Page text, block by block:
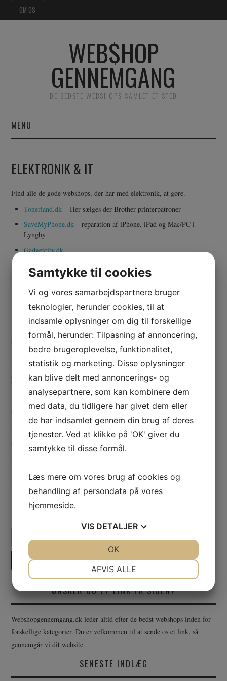
OM OS
WEB$HOP
GENNEMGANG
DE BEDSTE WEBSHOPS SAMLET ÉT STED
MENU
TØJ
ELEKTRONIK & IT
INTERIØR & BOLIG
ANDRE NYTTIGE LINKS
ELEKTRONIK & IT
Find alle de gode webshops, der har med elektronik, at gøre.
Tonerland.dk – Her sælges der Brother printerpatroner
SaveMyPhone.dk – reparation af iPhone, iPad og Mac/PC i
Lyngby
Gadgetcity.dk
Elshoppen.nu
iRepair.dk
Batterystore.dk– aa batterier til dig
Lej-en-dj.dk
Få dygtig bemanding til håndværksopgaver hos
Viktech
Køb dit domæne samt. dit webhotel hosNetsite
Få hjælp med din webshop inden for Magento udvikling af
1902Software
Hold styr over dine kunderelationer med SkyViewCRM
Køb dit kasseapparat århus
Ebm.dk
Professionellefortrykte plastikkorthos Idonline
Ddjs.dk
Freight Rate Management system
ØNSKER DU ET LINK PÅ SIDEN?
Webshopgennemgang.dk leder altid efter de bedst webshops inden for
forskellige kategorier. Du er velkommen til at sende os et link, så
gennemgår vi dit website.
SENESTE INDLÆG
Samtykke til cookies
Vi og vores samarbejdspartnere bruger
teknologier, herunder cookies, til at
indsamle oplysninger om dig til forskellige
formål, herunder: Tilpasning af annoncering,
bedre brugeroplevelse, funktionalitet,
statistik og marketing. Disse oplysninger
kan blive delt med annoncerings- og
analysepartnere, som kan kombinere dem
med data, du tidligere har givet dem eller
de har indsamlet gennem din brug af deres
tjenester. Ved at klikke på 'OK' giver du
samtykke til disse formål.
Læs mere om vores brug af cookies og
behandling af persondata på vores
hjemmeside.
VIS DETALJER
AFVIS ALLE
OK